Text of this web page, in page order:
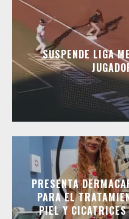
SUSPENDE LIGA
PRESENTA
PARA EL
PIEL Y CICATRICES